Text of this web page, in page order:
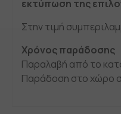
εκτύπωση της
Στην τιμή
Xρόνος παράδοσης
Παραλαβή από το
Παράδοση στο χώρο